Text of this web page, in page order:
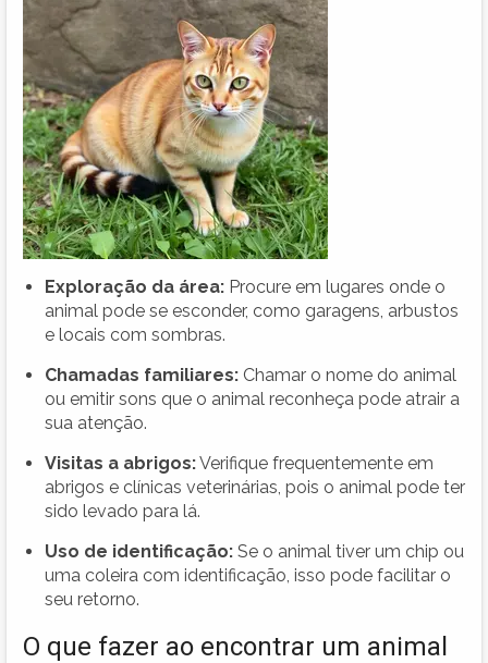
Exploração da área: Procure em lugares onde o
animal pode se esconder, como garagens, arbustos
e locais com sombras.
Chamadas familiares: Chamar o nome do animal
ou emitir sons que o animal reconheça pode atrair a
sua atenção.
Visitas a abrigos:Verifique frequentemente em
abrigos e clínicas veterinárias, pois o animal pode ter
sido levado para lá.
Uso de identificação: Se o animal tiver um chip ou
uma coleira com identificação, isso pode facilitar o
seu retorno.
O que fazer ao encontrar um animal